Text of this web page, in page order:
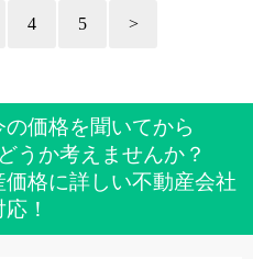
4 5 >
の価格を聞いてから
うか考えませんか？
格に詳しい不動産会社
！